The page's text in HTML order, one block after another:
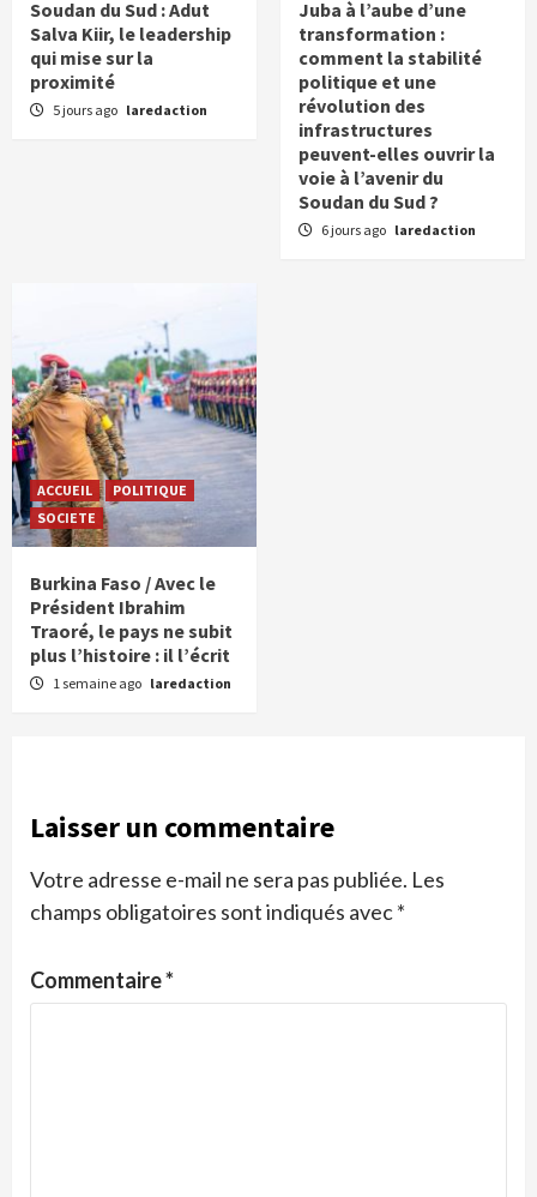
Soudan du Sud : Adut
Salva Kiir, le leadership
qui mise sur la
proximité
5 jours ago laredaction
Juba à l’aube d’une
transformation :
comment la stabilité
politique et une
révolution des
infrastructures
peuvent-elles ouvrir la
voie à l’avenir du
Soudan du Sud ?
6 jours ago laredaction
ACCUEIL
POLITIQUE
SOCIETE
Burkina Faso / Avec le
Président Ibrahim
Traoré, le pays ne subit
plus l’histoire : il l’écrit
1 semaine ago laredaction
Laisser un commentaire
Votre adresse e-mail ne sera pas publiée. Les
champs obligatoires sont indiqués avec*
Commentaire*